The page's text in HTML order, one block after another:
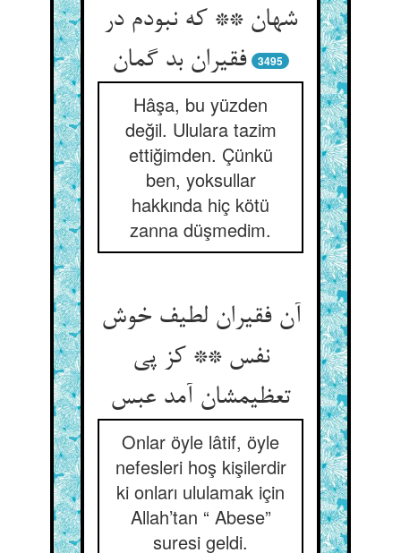
شهان ** که نبودم در
فقیران بد گمان‏
3495
Hâşa, bu yüzden
değil. Ululara tazim
ettiğimden. Çünkü
ben, yoksullar
hakkında hiç kötü
zanna düşmedim.
آن فقیران لطیف خوش
نفس ** کز پی
تعظیمشان آمد عبس‏
Onlar öyle lâtif, öyle
nefesleri hoş kişilerdir
ki onları ululamak için
Allah’tan “ Abese”
suresi geldi.